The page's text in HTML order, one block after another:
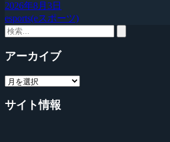
2026年8月3日
esports(eスポーツ)
アーカイブ
サイト情報